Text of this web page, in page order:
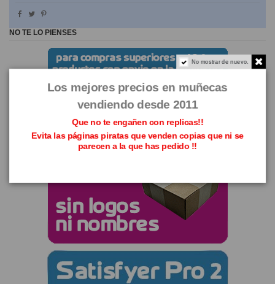
NO TE LO PIENSES
No mostrar de nuevo.
Los mejores precios en muñecas
vendiendo desde 2011
Que no te engañen con replicas!!
Evita las páginas piratas que venden copias que ni se
parecen a la que has pedido !!